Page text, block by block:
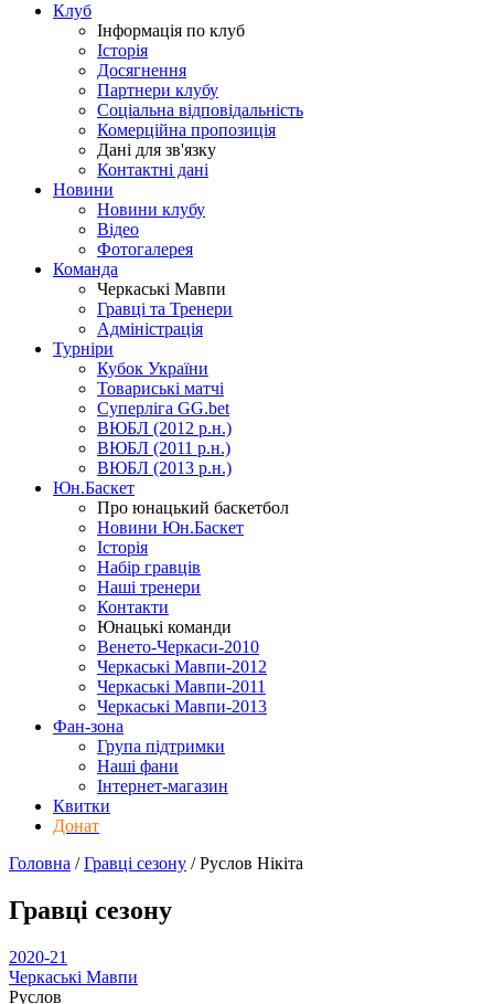
Клуб
Інформація по клуб
Історія
Досягнення
Партнери клубу
Соціальна відповідальність
Комерційна пропозиція
Дані для зв'язку
Контактні дані
Новини
Новини клубу
Відео
Фотогалерея
Команда
Черкаські Мавпи
Гравці та Тренери
Адміністрація
Турніри
Кубок України
Товариські матчі
Суперліга GG.bet
ВЮБЛ (2012 р.н.)
ВЮБЛ (2011 р.н.)
ВЮБЛ (2013 р.н.)
Юн.Баскет
Про юнацький баскетбол
Новини Юн.Баскет
Історія
Набір гравців
Наші тренери
Контакти
Юнацькі команди
Венето-Черкаси-2010
Черкаські Мавпи-2012
Черкаські Мавпи-2011
Черкаські Мавпи-2013
Фан-зона
Група підтримки
Наші фани
Інтернет-магазин
Квитки
Донат
Головна /Гравці сезону /Руслов Нікіта
Гравці сезону
2020-21
Черкаські Мавпи
Руслов